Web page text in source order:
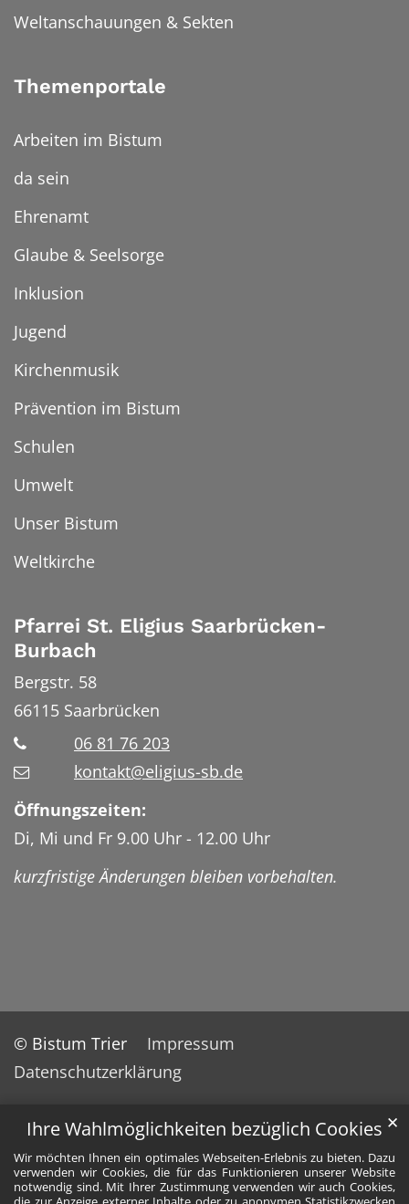
Ihre Wahlmöglichkeiten bezüglich Cookies
Wir möchten Ihnen ein optimales Webseiten-Erlebnis zu bieten. Dazu
verwenden wir Cookies, die für das Funktionieren unserer Website
notwendig sind. Mit Ihrer Zustimmung verwenden wir auch Cookies,
✕
Weltanschauungen & Sekten
Themenportale
Arbeiten im Bistum
da sein
Ehrenamt
Glaube & Seelsorge
Inklusion
Jugend
Kirchenmusik
Prävention im Bistum
Schulen
Umwelt
Unser Bistum
Weltkirche
Pfarrei St. Eligius Saarbrücken-
Burbach
Bergstr. 58
66115 Saarbrücken
06 81 76 203
kontakt@eligius-sb.de
Öffnungszeiten:
Di, Mi und Fr 9.00 Uhr - 12.00 Uhr
kurzfristige Änderungen bleiben vorbehalten.
© Bistum Trier
Impressum
Datenschutzerklärung